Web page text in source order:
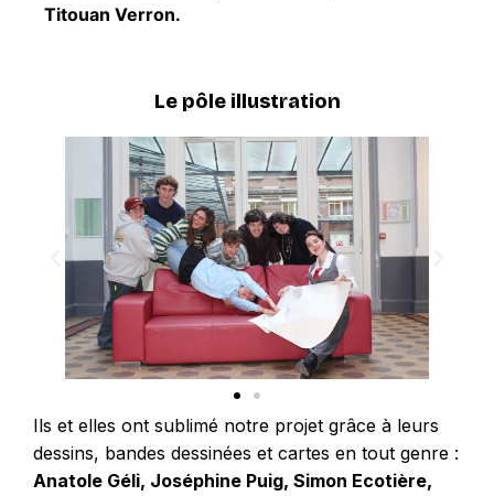
Titouan Verron.
Le pôle illustration
Ils et elles ont sublimé notre projet grâce à leurs
dessins, bandes dessinées et cartes en tout genre :
Anatole Géli, Joséphine Puig, Simon Ecotière,